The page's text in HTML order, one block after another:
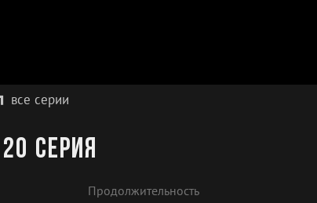
все серии
серия
Продолжительность